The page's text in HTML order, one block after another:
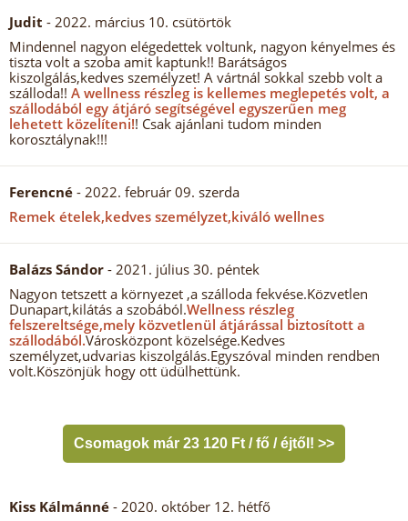
Judit - 2022. március 10. csütörtök
Mindennel nagyon elégedettek voltunk, nagyon kényelmes és
tiszta volt a szoba amit kaptunk!! Barátságos
kiszolgálás,kedves személyzet! A vártnál sokkal szebb volt a
szálloda!! A wellness részleg is kellemes meglepetés volt, a
szállodából egy átjáró segítségével egyszerűen meg
lehetett közelíteni!! Csak ajánlani tudom minden
korosztálynak!!!
Ferencné - 2022. február 09. szerda
Remek ételek,kedves személyzet,kiváló wellnes
Balázs Sándor - 2021. július 30. péntek
Nagyon tetszett a környezet ,a szálloda fekvése.Közvetlen
Dunapart,kilátás a szobából.Wellness részleg
felszereltsége,mely közvetlenül átjárással biztosított a
szállodából.Városközpont közelsége.Kedves
személyzet,udvarias kiszolgálás.Egyszóval minden rendben
volt.Köszönjük hogy ott üdülhettünk.
Csomagok már 23 120 Ft / fő / éjtől! >>
Kiss Kálmánné - 2020. október 12. hétfő